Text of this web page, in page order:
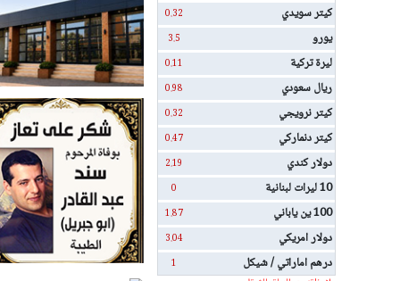
كيتر سويدي 0.32
يورو 3.5
ليرة تركية 0.11
ريال سعودي 0.98
كيتر نرويجي 0.32
كيتر دنماركي 0.47
دولار كندي 2.19
10 ليرات لبنانية 0
100 ين ياباني 1.87
دولار امريكي 3.04
درهم اماراتي / شيكل
1